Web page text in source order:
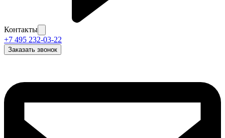
Контакты
+7 495 232-03-22
Заказать звонок